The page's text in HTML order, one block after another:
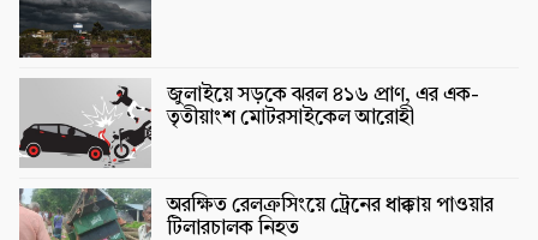
জুলাইয়ে সড়কে ঝরল ৪১৬ প্রাণ, এর এক-
তৃতীয়াংশ মোটরসাইকেল আরোহী
অরক্ষিত রেলক্রসিংয়ে ট্রেনের ধাক্কায় পাওয়ার
টিলারচালক নিহত